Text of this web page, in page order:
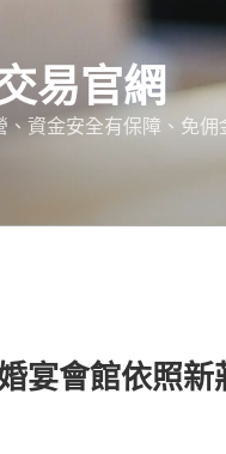
易官網
資金安全有保障、免
宴會館依照新